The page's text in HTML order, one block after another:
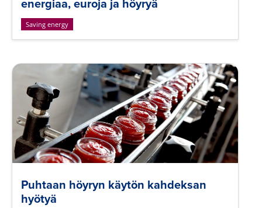
energiaa, euroja ja höyryä
Saving energy
Puhtaan höyryn käytön kahdeksan
hyötyä